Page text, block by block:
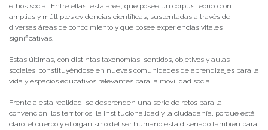
ethos social. Entre ellas, esta área, que posee un corpus teórico con
amplias y múltiples evidencias científicas, sustentadas a través de
diversas áreas de conocimiento y que posee experiencias vitales
significativas.
Estas últimas, con distintas taxonomías, sentidos, objetivos y aulas
sociales, constituyéndose en nuevas comunidades de aprendizajes para la
vida y espacios educativos relevantes para la movilidad social.
Frente a esta realidad, se desprenden una serie de retos para la
convención, los territorios, la institucionalidad y la ciudadanía, porque está
claro: el cuerpo y el organismo del ser humano está diseñado también para